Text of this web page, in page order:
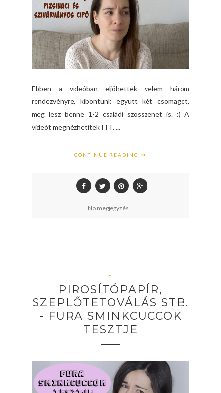
Ebben a videóban eljöhettek velem három
rendezvényre, kibontunk együtt két csomagot,
meg lesz benne 1-2 családi szösszenet is. :) A
videót megnézhetitek ITT. ...
CONTINUE READING
No megjegyzés
–
PIROSÍTÓPAPÍR,
SZEPLŐTETOVÁLÁS STB.
- FURA SMINKCUCCOK
TESZTJE